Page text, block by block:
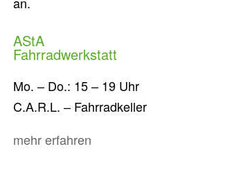
AStA
Fahrradwerkstatt
Mo. – Do.: 15 – 19 Uhr
C.A.R.L. – Fahrradkeller
mehr erfahren